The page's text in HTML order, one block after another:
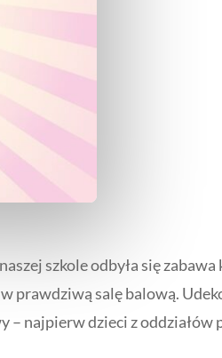
szkole odbyła się
prawdziwą salę balową.
– najpierw dzieci z